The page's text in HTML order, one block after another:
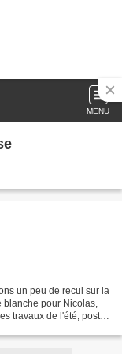
MENU
un peu de recul sur la
blanche pour Nicolas,
travaux de l'été, post